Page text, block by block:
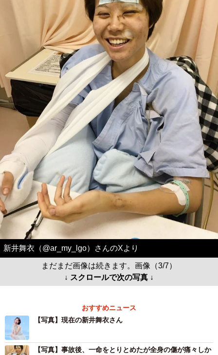
新井舞衣（@ar_my_lgo）さんのXより
まだまだ画像は続きます。画像（3/7）
↓ スクロールで次の写真 ↓
おすすめニュース
【写真】現在の新井舞衣さん
【写真】事故後、一命をとりとめたが全身の傷が痛々しか